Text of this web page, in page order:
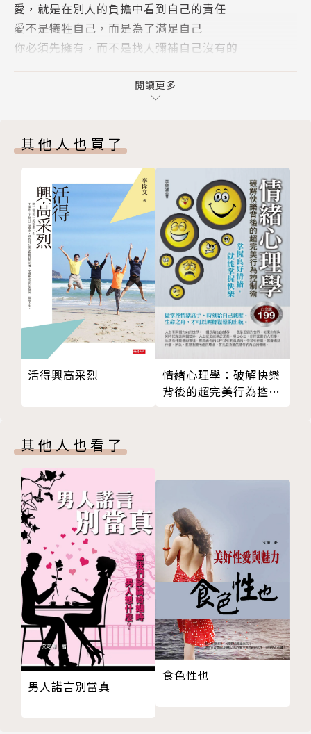
作者簡介
何權峰 最貼近人性的心靈作家
是一名醫師兼作家，同時也在大學授課，專長是腦神經
春月刊》《拾穗雜誌》等撰寫醫學專欄。隨後，因接觸
變了方向，他開始寫一些心靈成長和勵志類作品。目前
他所出版的心靈勵志書，已累積近四十本。
在台港澳、新馬、中國大陸等地區擁有眾多讀者。他的
筆觸細膩，平易中顯哲理，妙趣中見智慧。對問題有很
深的洞悉，不單只是「診斷問題」，同時還提供視野將
心靈提升至更高的層次，「如此，讀者所獲得的，就不
單只是書本上的知識，而是全新的人生。」何醫師如是
說。
【歷年作品】
《展現最好的你》
《回歸自然心靈》
《心念的種籽》
《生活就像馬拉松》
《每十秒鐘一個幸福》
《有這麼嚴重嗎？》
《人生幸福，每一項都在拼圖》
《別扣錯第一顆扣子》
《為什麼事情總是一團糟》
《忘了總比記得好》
《幸與不幸都是福》
《別讓每陣風吹著走》
《愛，錯在哪裡？》
《所以，你也要發正念》
《當下，把心放下》
《心田甘露》
《都是你的錯》
《大而化之》
愛，就是在別人的負擔中看到自己的責任
愛不是犧牲自己，而是為了滿足自己
你必須先擁有，而不是找人彌補自己沒有的
沒有痛苦的人，只有痛苦的想法
你討厭的別人，其實是你不喜歡的自己
表達感受，無關對錯
是情緒的問題，不是情感出問題
願意流露情感給人，就有更多的愛流向你
除非你已經告訴對方，絕不要說「他早該知道」
代價就是──你的心靈永遠無法得到平靜
不是很氣你，而是很愛你
不是被事情困擾，而是被觀點困住
不是有主見，而是有成見
不是兩人口角，而是信念和信念在角力
不是是非不分，而是沒有對錯
不是因為我錯了，而是因為我愛你
不是差異太大，而是心胸太小
不是對方老是這樣，而是你老是那樣
你希望別人怎麼待你，你就怎麼待他
愛情是一面鏡子，不是一扇窗子
是你對自己不滿，才轉而對別人不滿
關係是由你創造，隨後輪到它來創造你
結婚不是戀愛的結果，離婚也不是愛的終結
生命有重大改變，正是需要大轉變的時候
人不可能一成不變，因為你自己也在改變
不是放不下，而是不想放下
閱讀更多
其他人也買了
活得興高采烈
情緒心理學：破解快樂
背後的超完美行為控制
其他人也看了
男人諾言別當真
食色性也